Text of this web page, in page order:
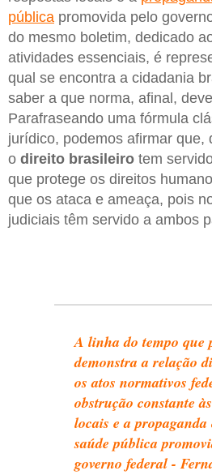
pública promovida pelo
do mesmo boletim, dedicado
atividades essenciais, é
qual se encontra a cidadania
saber a que norma, afinal,
Parafraseando uma fórmula
jurídico, podemos afirmar que,
o direito brasileiro tem
que protege os direitos
que os ataca e ameaça, pois
judiciais têm servido a ambos
A linha do tempo que
demonstra a relação
os atos normativos
obstrução constante
locais e a
saúde pública
governo federal -